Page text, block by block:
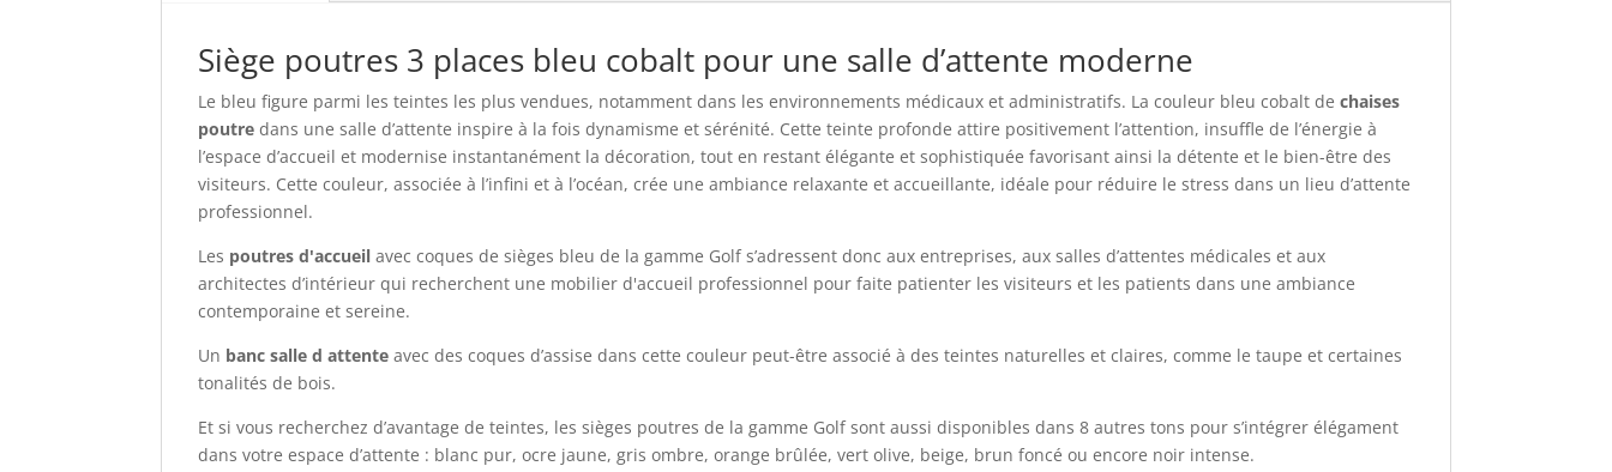
Siège poutres 3 places bleu cobalt pour une salle d’attente moderne
Le bleu figure parmi les teintes les plus vendues, notamment dans les environnements médicaux et administratifs. La couleur bleu cobalt dechaises
poutre dans une salle d’attente inspire à la fois dynamisme et sérénité. Cette teinte profonde attire positivement l’attention, insuffle de l’énergie à
l’espace d’accueil et modernise instantanément la décoration, tout en restant élégante et sophistiquée favorisant ainsi la détente et le bien-être des
visiteurs. Cette couleur, associée à l’infini et à l’océan, crée une ambiance relaxante et accueillante, idéale pour réduire le stress dans un lieu d’attente
professionnel.
Les poutres d'accueil avec coques de sièges bleu de la gamme Golf s’adressent donc aux entreprises, aux salles d’attentes médicales et aux
architectes d’intérieur qui recherchent une mobilier d'accueil professionnel pour faite patienter les visiteurs et les patients dans une ambiance
contemporaine et sereine.
Un banc salle d attente avec des coques d’assise dans cette couleur peut-être associé à des teintes naturelles et claires, comme le taupe et certaines
tonalités de bois.
Et si vous recherchez d’avantage de teintes, les sièges poutres de la gamme Golf sont aussi disponibles dans 8 autres tons pour s’intégrer élégament
dans votre espace d’attente : blanc pur, ocre jaune, gris ombre, orange brûlée, vert olive, beige, brun foncé ou encore noir intense.